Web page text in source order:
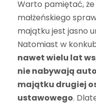
Warto pamiętać,
małżeńskiego
majątku jest jasno
Natomiast w
nawet wielu lat
nie nabywają
majątku drugiej
ustawowego.